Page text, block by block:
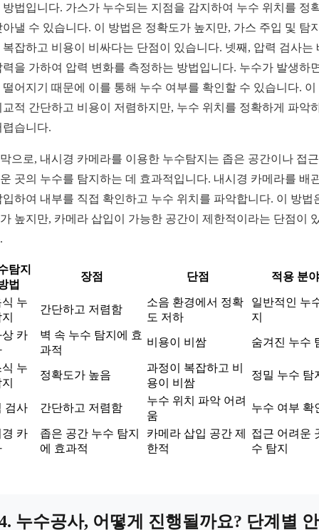
방법입니다. 가스가 누수되는 지점을 감지하여 누수 위치를 정
아낼 수 있습니다. 이 방법은 정확도가 높지만, 가스 주입 및 탐
복잡하고 비용이 비싸다는 단점이 있습니다. 넷째, 압력 검사는
력을 가하여 압력 변화를 측정하는 방법입니다. 누수가 발생하
떨어지기 때문에 이를 통해 누수 여부를 확인할 수 있습니다. 이
교적 간단하고 비용이 저렴하지만, 누수 위치를 정확하게 파악
렵습니다.
으로, 내시경 카메라를 이용한 누수탐지는 좁은 공간이나 접
곳의 누수를 탐지하는 데 효과적입니다. 내시경 카메라를 배
입하여 내부를 직접 확인하고 누수 위치를 파악합니다. 이 방법
높지만, 카메라 삽입이 가능한 공간이 제한적이라는 단점이
탐지
법
장점 단점 적용 분야
누
간단하고 저렴함
소음 환경에서 정확
도 저하
일반적인 누
지
카
벽 속 누수 탐지에 효
과적
비용이 비쌈 숨겨진 누수
누
정확도가 높음
과정이 복잡하고 비
용이 비쌈
정밀 누수 탐
검사 간단하고 저렴함
누수 위치 파악 어려
움
누수 여부 확
카
좁은 공간 누수 탐지
에 효과적
카메라 삽입 공간 제
한적
접근 어려운
수 탐지
누수공사, 어떻게 진행될까요? 단계별 안